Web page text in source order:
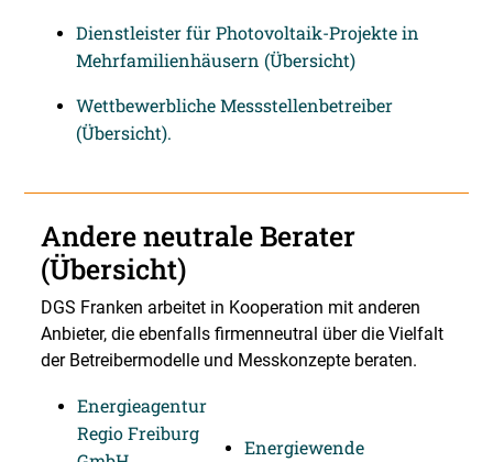
Dienstleister für Photovoltaik-Projekte in
Mehrfamilienhäusern (Übersicht)
Wettbewerbliche Messstellenbetreiber
(Übersicht).
Andere neutrale Berater
(Übersicht)
DGS Franken arbeitet in Kooperation mit anderen
Anbieter, die ebenfalls firmenneutral über die Vielfalt
der Betreibermodelle und Messkonzepte beraten.
Energieagentur
Regio Freiburg
Energiewende